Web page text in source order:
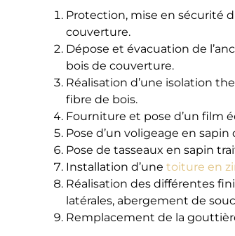
Protection, mise en sécurité
couverture.
Dépose et évacuation de
bois de couverture.
Réalisation d’une isolation
fibre de bois.
Fourniture et pose d’un film
Pose d’un voligeage en sapin
Pose de tasseaux en sapin
Installation d’une toiture en
Réalisation des différentes
latérales, abergement de
Remplacement de la